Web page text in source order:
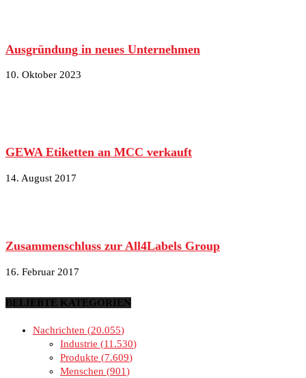
Ausgründung in neues Unternehmen
10. Oktober 2023
GEWA Etiketten an MCC verkauft
14. August 2017
Zusammenschluss zur All4Labels Group
16. Februar 2017
BELIEBTE KATEGORIEN
Nachrichten
20.055
Industrie
11.530
Produkte
7.609
Menschen
901